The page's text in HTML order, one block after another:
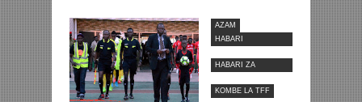
AZAM
HABARI
HABARI ZA
KOMBE LA TFF